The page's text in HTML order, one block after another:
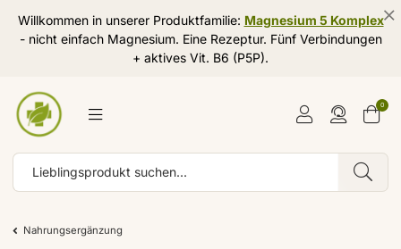
Willkommen in unserer Produktfamilie: Magnesium 5 Komplex
- nicht einfach Magnesium. Eine Rezeptur. Fünf Verbindungen
+ aktives Vit. B6 (P5P).
0
Nahrungsergänzung